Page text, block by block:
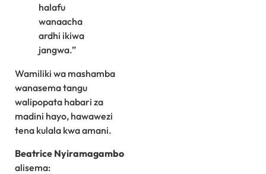
halafu
wanaacha
ardhi ikiwa
jangwa.”
Wamiliki wa mashamba
wanasema tangu
walipopata habari za
madini hayo, hawawezi
tena kulala kwa amani.
Beatrice Nyiramagambo
alisema: